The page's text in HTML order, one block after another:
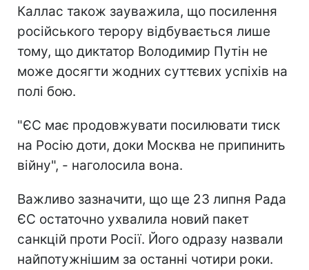
Каллас також зауважила, що посилення
російського терору відбувається лише
тому, що диктатор Володимир Путін не
може досягти жодних суттєвих успіхів на
полі бою.
"ЄС має продовжувати посилювати тиск
на Росію доти, доки Москва не припинить
війну", - наголосила вона.
Важливо зазначити, що ще 23 липня Рада
ЄС остаточно ухвалила новий пакет
санкцій проти Росії. Його одразу назвали
найпотужнішим за останні чотири роки.